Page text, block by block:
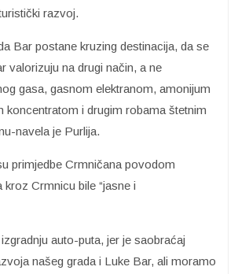
razvoj.
Bar postane kruzing destinacija, da se
valorizuju na drugi način, a ne
gasa, gasnom elektranom, amonijum
koncentratom i drugim robama štetnim
navela je Purlija.
primjedbe Crmničana povodom
kroz Crmnicu bile “jasne i
auto-puta, jer je saobraćaj
našeg grada i Luke Bar, ali moramo